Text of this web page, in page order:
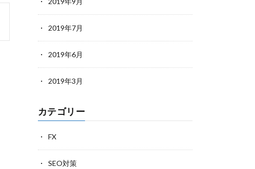
2019年7月
2019年6月
2019年3月
カテゴリー
FX
SEO対策